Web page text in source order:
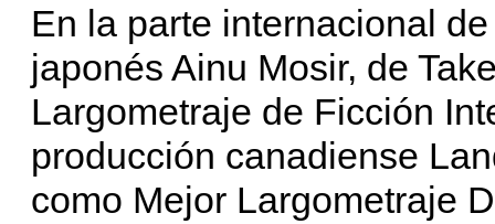
En la parte internacional
japonés Ainu Mosir, de
Largometraje de Ficción
producción canadiense
como Mejor Largometraje